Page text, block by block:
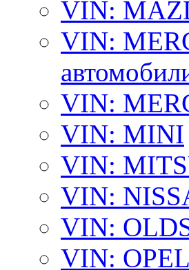
VIN:
VIN:
VIN:
VIN: MINI
VIN:
VIN:
VIN:
VIN: OPEL